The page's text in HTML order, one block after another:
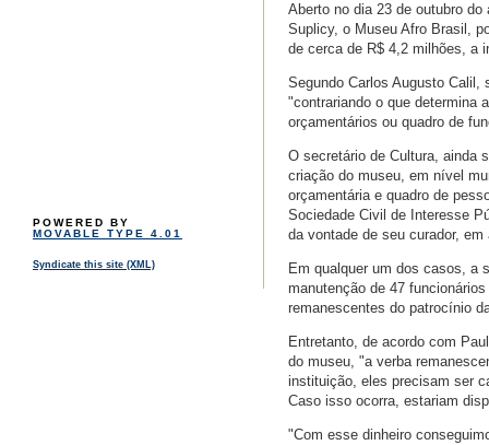
POWERED BY
MOVABLE TYPE 4.01
Syndicate this site (XML)
Aberto no dia 23 de outubro
Suplicy, o Museu Afro Brasil,
de cerca de R$ 4,2 milhões, a
Segundo Carlos Augusto Calil,
"contrariando o que determina
orçamentários ou quadro de
O secretário de Cultura, ainda
criação do museu, em nível
orçamentária e quadro de
Sociedade Civil de Interesse
da vontade de seu curador,
Em qualquer um dos casos, a
manutenção de 47
remanescentes do patrocínio
Entretanto, de acordo com
do museu, "a verba
instituição, eles precisam ser
Caso isso ocorra, estariam
"Com esse dinheiro